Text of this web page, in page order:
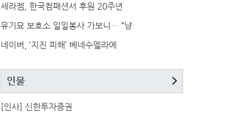
세라젬, 한국컴패션서 후원 20주년
유기묘 보호소 일일봉사 가보니… “냥
네이버, ‘지진 피해’ 베네수엘라에
인물
[인사] 신한투자증권